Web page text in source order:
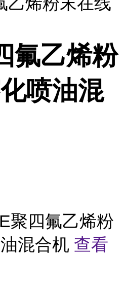
氟乙烯粉
喷油混
聚四氟乙烯粉
混合机 查看